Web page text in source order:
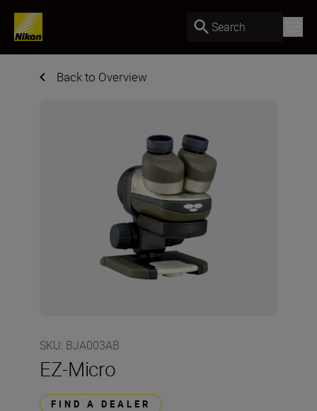
Search
Back to Overview
SKU: BJA003AB
EZ-Micro
FIND A DEALER